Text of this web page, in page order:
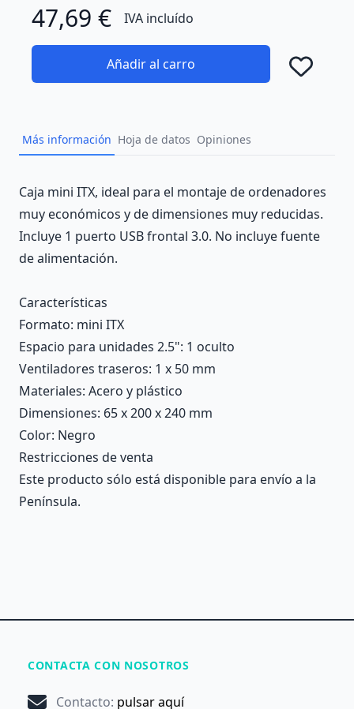
47,69 € IVA incluído
Añadir al carro
Más información Hoja de datos Opiniones
Description
Caja mini ITX, ideal para el montaje de ordenadores
muy económicos y de dimensiones muy reducidas.
Incluye 1 puerto USB frontal 3.0. No incluye fuente
de alimentación.
Características
Formato: mini ITX
Espacio para unidades 2.5": 1 oculto
Ventiladores traseros: 1 x 50 mm
Materiales: Acero y plástico
Dimensiones: 65 x 200 x 240 mm
Color: Negro
Restricciones de venta
Este producto sólo está disponible para envío a la
Península.
CONTACTA CON NOSOTROS
Contacto: pulsar aquí